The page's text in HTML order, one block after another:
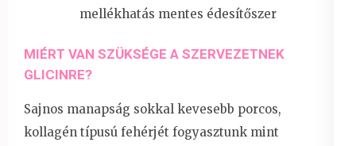
mellékhatás mentes édesítőszer
MIÉRT VAN SZÜKSÉGE A SZERVEZETNEK
GLICINRE?
Sajnos manapság sokkal kevesebb porcos,
kollagén típusú fehérjét fogyasztunk mint